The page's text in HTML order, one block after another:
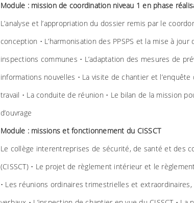
Module : mission de coordination niveau 1 en phase
L’analyse et l’appropriation du dossier remis par le
conception • L’harmonisation des PPSPS et la mise à jour
inspections communes • L’adaptation des mesures de
informations nouvelles • La visite de chantier et l’enquête
travail • La conduite de réunion • Le bilan de la mission
d’ouvrage
Module : missions et fonctionnement du CISSCT
Le collège interentreprises de sécurité, de santé et des
(CISSCT) • Le projet de règlement intérieur et le
• Les réunions ordinaires trimestrielles et